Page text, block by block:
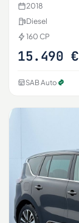
2018
Diesel
160 CP
15.490 €
SAB Auto